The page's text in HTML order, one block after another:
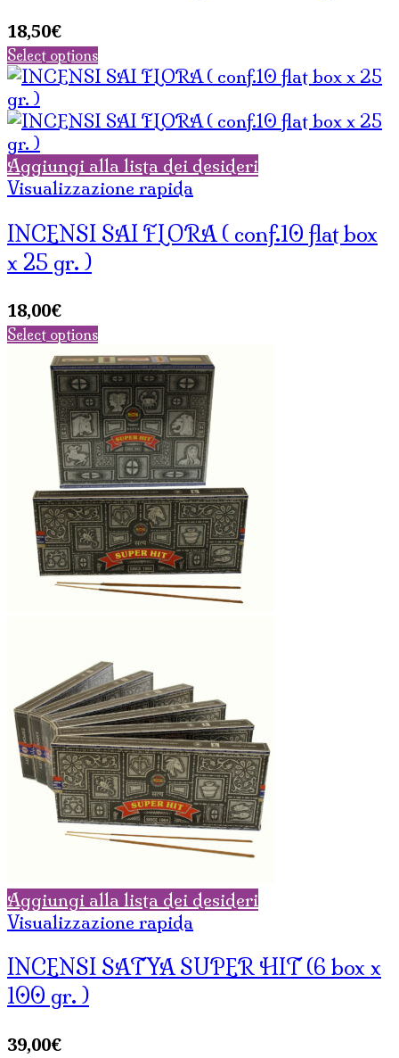
18,50€
Select options
Aggiungi alla lista dei desideri
Visualizzazione rapida
INCENSI SAI FLORA ( conf.10 flat box
x 25 gr. )
18,00€
Select options
Aggiungi alla lista dei desideri
Visualizzazione rapida
INCENSI SATYA SUPER HIT (6 box x
100 gr. )
39,00€